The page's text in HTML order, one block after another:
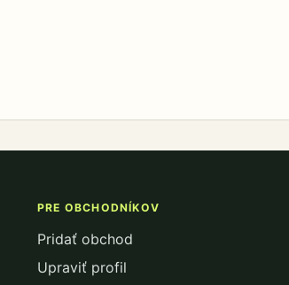
PRE OBCHODNÍKOV
Pridať obchod
Upraviť profil